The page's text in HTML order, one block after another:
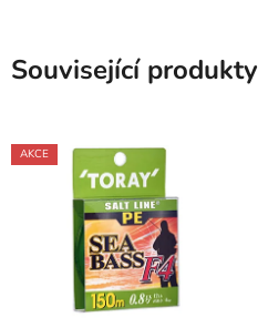
Související produkty
AKCE